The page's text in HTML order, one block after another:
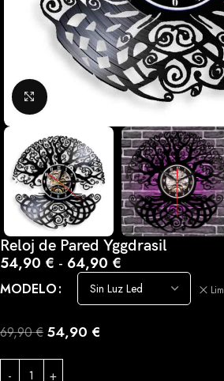
Haga clic para ampliar
Reloj de Pared Yggdrasil
54,90 € - 64,90 €
MODELO
69,90€ 54,90 €